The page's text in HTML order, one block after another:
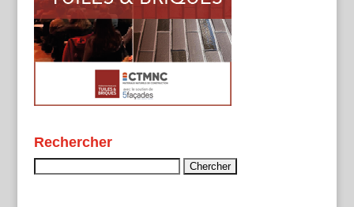
Rechercher